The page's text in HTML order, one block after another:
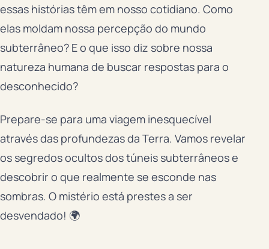
essas histórias têm em nosso cotidiano. Como
elas moldam nossa percepção do mundo
subterrâneo? E o que isso diz sobre nossa
natureza humana de buscar respostas para o
desconhecido?
Prepare-se para uma viagem inesquecível
através das profundezas da Terra. Vamos revelar
os segredos ocultos dos túneis subterrâneos e
descobrir o que realmente se esconde nas
sombras. O mistério está prestes a ser
desvendado! 🌍